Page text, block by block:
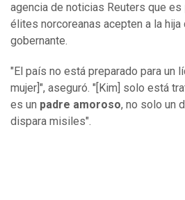
agencia de noticias Reuters que es
élites norcoreanas acepten a la hija
gobernante.
"El país no está preparado para un
mujer]", aseguró. "[Kim] solo está
es un padre amoroso, no solo un
dispara misiles".